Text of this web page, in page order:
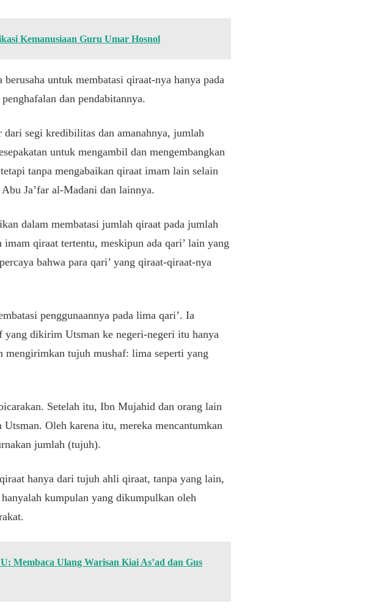
Kemanusiaan Guru Umar Hosnol
untuk membatasi qiraat-nya hanya pada
dan pendabitannya.
segi kredibilitas dan amanahnya, jumlah
untuk mengambil dan mengembangkan
tanpa mengabaikan qiraat imam lain selain
Ja’far al-Madani dan lainnya.
dalam membatasi jumlah qiraat pada jumlah
qiraat tertentu, meskipun ada qari’ lain yang
bahwa para qari’ yang qiraat-qiraat-nya
penggunaannya pada lima qari’. Ia
dikirim Utsman ke negeri-negeri itu hanya
mengirimkan tujuh mushaf: lima seperti yang
Setelah itu, Ibn Mujahid dan orang lain
Oleh karena itu, mereka mencantumkan
jumlah (tujuh).
hanya dari tujuh ahli qiraat, tanpa yang lain,
kumpulan yang dikumpulkan oleh
Membaca Ulang Warisan Kiai As’ad dan Gus